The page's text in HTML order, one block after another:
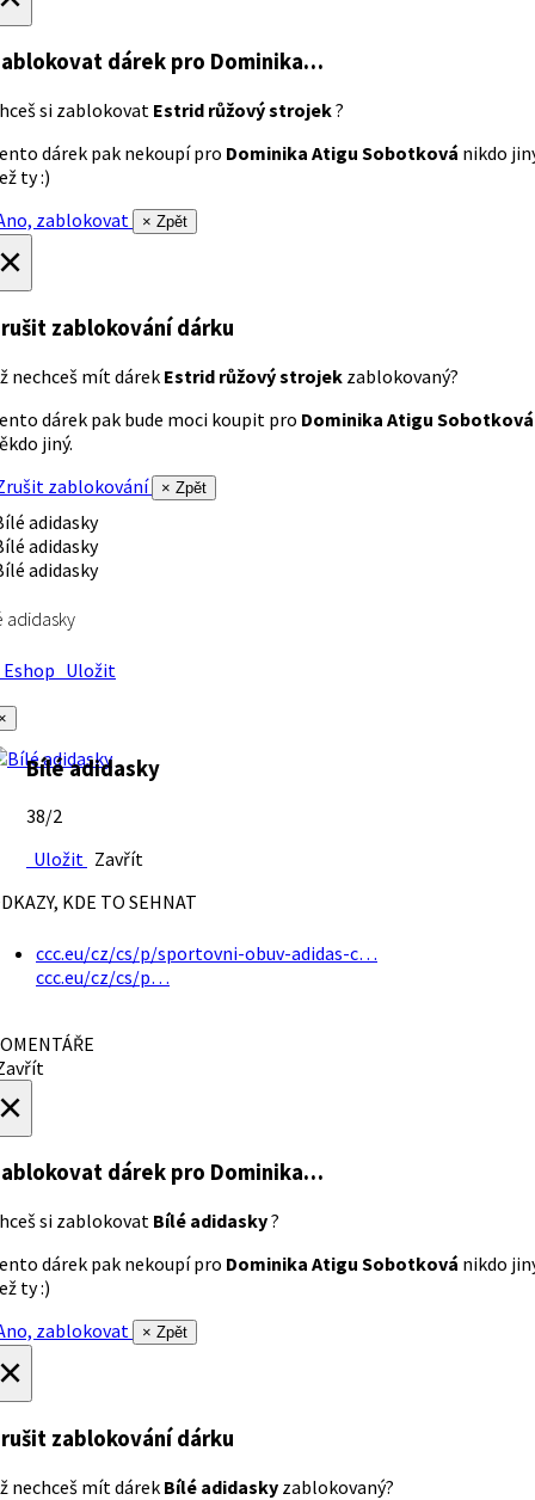
dárek pro Dominika…
si zablokovat Estrid růžový strojek?
dárek pak nekoupí pro Dominika Atigu Sobotková nikdo
ty :)
zablokovat
× Zpět
zablokování dárku
nechceš mít dárek Estrid růžový strojek zablokovaný?
dárek pak bude moci koupit pro Dominika Atigu Sobotková
jiný.
zablokování
× Zpět
adidasky
Uložit
Bílé adidasky
38/2
Uložit Zavřít
KDE TO SEHNAT
ccc.eu/cz/cs/p/sportovni-obuv-adidas-c…
ccc.eu/cz/cs/p…
dárek pro Dominika…
si zablokovat Bílé adidasky?
dárek pak nekoupí pro Dominika Atigu Sobotková nikdo
ty :)
zablokovat
× Zpět
zablokování dárku
nechceš mít dárek Bílé adidasky zablokovaný?